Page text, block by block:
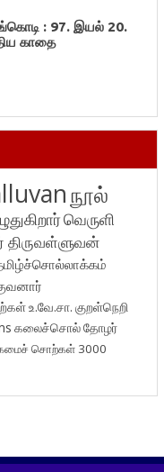
: 97. இயல் 20.
காதை
நூல்
வெருளி
திருவள்ளுவன்
உ.வே.சா. குறள்நெறி
கலைச்சொல்தோழர்
சொற்கள் 3000